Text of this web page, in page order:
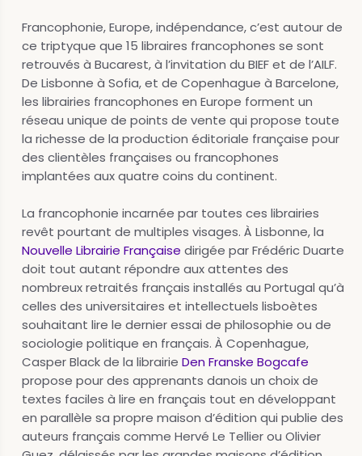
Francophonie, Europe, indépendance, c’est autour de
ce triptyque que 15 libraires francophones se sont
retrouvés à Bucarest, à l’invitation du BIEF et de l’AILF.
De Lisbonne à Sofia, et de Copenhague à Barcelone,
les librairies francophones en Europe forment un
réseau unique de points de vente qui propose toute
la richesse de la production éditoriale française pour
des clientèles françaises ou francophones
implantées aux quatre coins du continent.
La francophonie incarnée par toutes ces librairies
revêt pourtant de multiples visages. À Lisbonne, la
Nouvelle Librairie Française dirigée par Frédéric Duarte
doit tout autant répondre aux attentes des
nombreux retraités français installés au Portugal qu’à
celles des universitaires et intellectuels lisboètes
souhaitant lire le dernier essai de philosophie ou de
sociologie politique en français. À Copenhague,
Casper Black de la librairie Den Franske Bogcafe
propose pour des apprenants danois un choix de
textes faciles à lire en français tout en développant
en parallèle sa propre maison d’édition qui publie des
auteurs français comme Hervé Le Tellier ou Olivier